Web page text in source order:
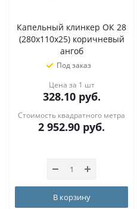
Капельный клинкер ОК 28
(280х110х25) коричневый
ангоб
Под заказ
Цена за 1 шт
328.10руб.
Стоимость квадратного метра
2 952.90 руб.
В корзину